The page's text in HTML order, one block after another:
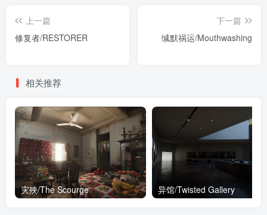
上一篇
修复者/RESTORER
下一篇
缄默祸运/Mouthwashing
相关推荐
灾殃/The Scourge 异馆/Twisted Gallery